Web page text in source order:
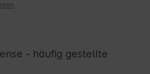
- häufig gestellte